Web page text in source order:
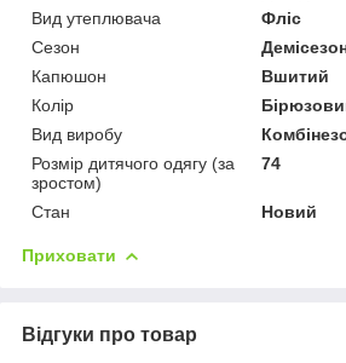
Вид утеплювача
Фліс
Сезон
Капюшон
Вшитий
Колір
Вид виробу
Розмір дитячого одягу (за
зростом)
74
Стан Новий
Приховати
Відгуки про товар